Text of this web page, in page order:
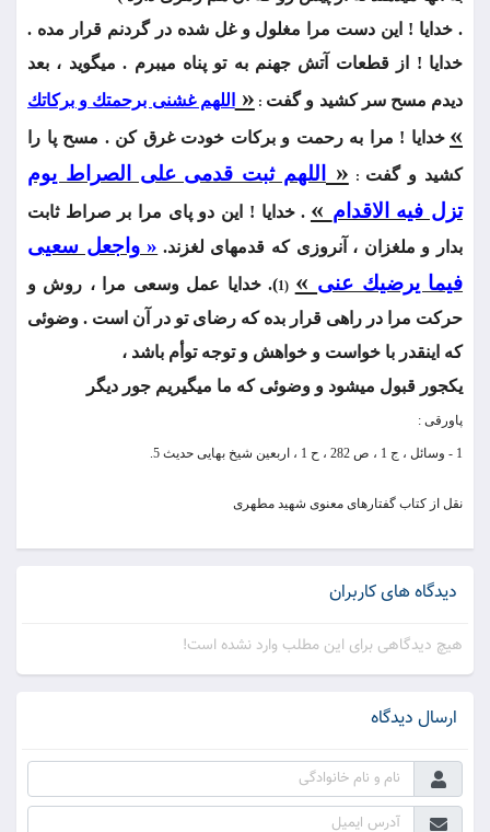
. خدايا ! اين دست مرا مغلول و غل شده در گردنم قرار مده .
خدايا ! از قطعات آتش جهنم به تو پناه می‏برم . می‏گويد ، بعد
ديدم مسح سر كشيد و گفت :
« اللهم غشنی برحمتك و بركاتك
» خدايا ! مرا به رحمت و بركات‏ خودت غرق كن . مسح پا را
كشيد و گفت :
«
اللهم ثبت قدمی علی الصراط يوم
تزل فيه الاقدام » . خدايا ! اين دو پای مرا بر صراط ثابت
بدار و ملغزان ، آنروزی كه قدمهای لغزند. « واجعل سعيی
فيما يرضيك عنی »
(1 ). خدايا عمل وسعی مرا ، روش و
حركت مرا در راهی قرار بده كه رضای تو در آن است . وضوئی
كه اينقدر با خواست و خواهش و توجه توأم باشد ،
يكجور قبول می‏شود و وضوئی كه ما می‏گيريم جور ديگر
پاورقی :
1 - وسائل ، ج 1 ، ص 282 ، ح 1 ، اربعين شيخ بهايی حديث 5.
نقل از کتاب گفتارهای معنوی شهید مطهری
دیدگاه های کاربران
هیچ دیدگاهی برای این مطلب وارد نشده است!
ارسال دیدگاه